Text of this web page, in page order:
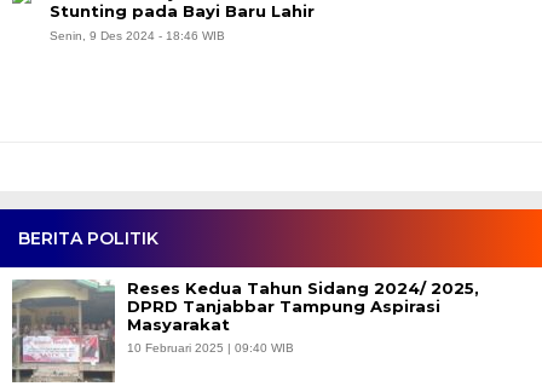
BERITA POLITIK
Reses Kedua Tahun Sidang 2024/ 2025,
DPRD Tanjabbar Tampung Aspirasi
Masyarakat
10 Februari 2025 | 09:40 WIB
Stunting pada Bayi Baru Lahir
Senin, 9 Des 2024 - 18:46 WIB